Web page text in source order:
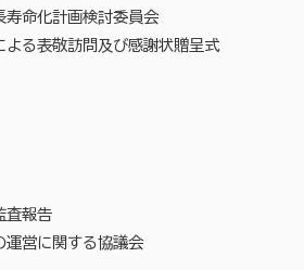
命化計画検討委員会
る表敬訪問及び感謝状贈呈式
報告
営に関する協議会